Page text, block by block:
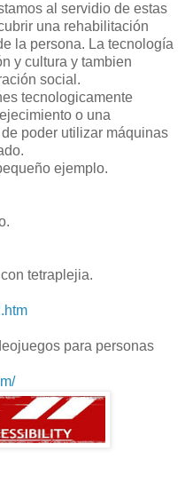
al servidio de estas
una rehabilitación
la persona. La tecnología
y cultura y tambien
social.
tecnologicamente
o una
poder utilizar máquinas
ejemplo.
tetraplejia.
para personas